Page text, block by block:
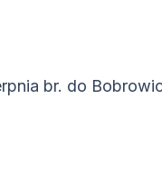
br. do